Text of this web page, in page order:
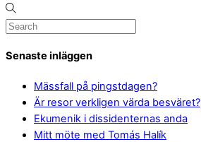
Senaste inläggen
Mässfall på pingstdagen?
Är resor verkligen värda besväret?
Ekumenik i dissidenternas anda
Mitt möte med Tomás Halík